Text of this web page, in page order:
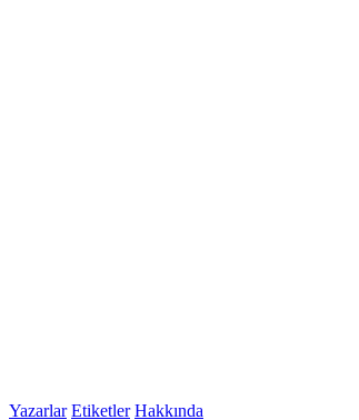
Yazarlar Etiketler Hakkında